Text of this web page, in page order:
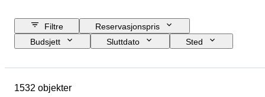
Filtre
Reservasjonspris
Budsjett
Sluttdato
Sted
Tilstand
1532 objekter